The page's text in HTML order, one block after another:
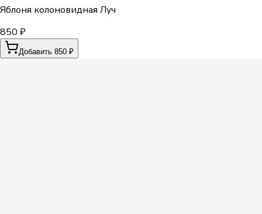
Яблоня колоновидная Луч
850 ₽
Добавить 850 ₽